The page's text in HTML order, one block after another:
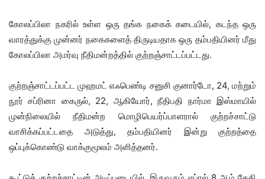
கோலப்பிலா நகரில் உள்ள ஒரு தங்க நகைக் கடையில், கடந்த ஒரு
வாரத்துக்கு முன்னர் நகைகளைத் திருடியதாக ஒரு தம்பதியினர் மீது
கோலப்பிலா அமர்வு நீதிமன்றத்தில் குற்றஞ்சாட்டப்பட்டது.
குற்றஞ்சாட்டப்பட்ட முஹமட் எஃபெண்டி சனுசி குனார்டோ, 24, மற்றும்
நூர் சப்ரினா கைருல், 22, ஆகியோர், நீதிபதி நார்மா இஸ்மாயில்
முன்நிலையில் நீதிமன்ற மொழிபெயர்ப்பாளரால் குற்றச்சாட்டு
வாசிக்கப்பட்டதை அடுத்து, தம்பதியினர் இன்று குற்றத்தை
ஒப்புக்கொண்டு வாக்குமூலம் அளித்தனர்.